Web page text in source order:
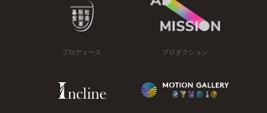
プロデュース プロダクション